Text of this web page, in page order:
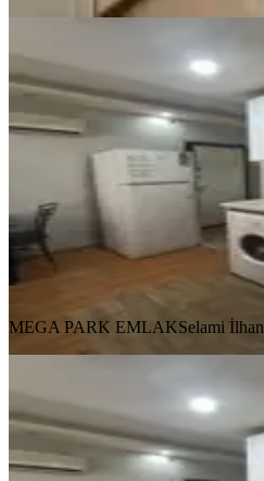
Seyhan
Seyhan, Yenibaraj
1+1·50 m²·
13.000 ₺
MEGA PARK EMLAKSelami İlhan
Ara
MEGA PARK EMLAKSelami İlhan
Adana
Wakiki
Seyhan, Yenibaraj